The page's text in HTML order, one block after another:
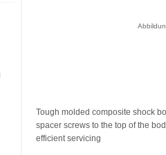
Tough molded composite shock
spacer screws to the top of the
efficient servicing